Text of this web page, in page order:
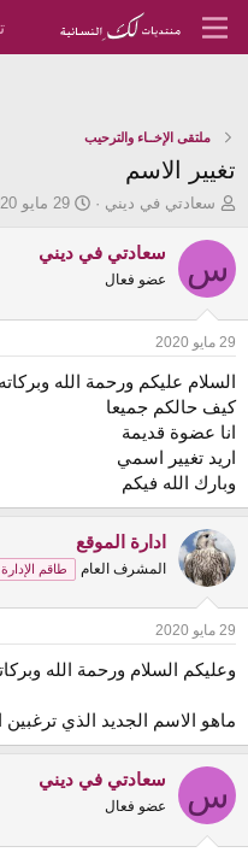
ملتقى الإخــاء والترحيب
تغيير الاسم
ب
د
ئ
و
ض
ع
سعادتي في ديني
ت
ب
د
29 مايو 2020
س سعادتي في ديني
عضو فعال
29 مايو 2020
السلام عليكم ورحمة الله وبركاته
كيف حالكم جميعا
انا عضوة قديمة
اريد تغيير اسمي
وبارك الله فيكم
ادارة الموقع
المشرف العام طاقم الإدارة
29 مايو 2020
وعليكم السلام ورحمة الله
ماهو الاسم الجديد الذي ترغبين
س سعادتي في ديني
عضو فعال